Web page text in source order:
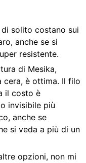
solito costano sui
anche se si
resistente.
di Mesika,
cera, è ottima. Il filo
il costo è
invisibile più
anche se
si veda a più di un
opzioni, non mi